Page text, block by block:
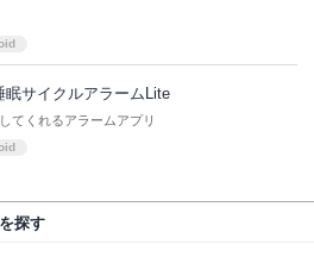
サイクルアラームLite
てくれるアラームアプリ
探す